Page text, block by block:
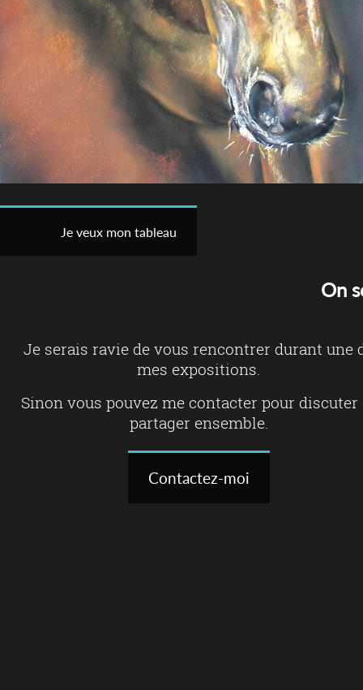
Je veux mon tableau
On
Je serais ravie de vous rencontrer durant une
mes expositions.
Sinon vous pouvez me contacter pour discuter
partager ensemble.
Contactez-moi